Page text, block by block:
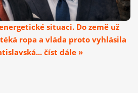
situaci. Do země už
ropa a vláda proto vyhlásila
číst dále »